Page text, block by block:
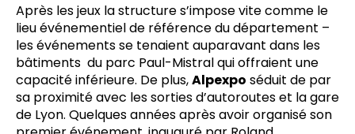
Après les jeux la structure s’impose vite comme le
lieu événementiel de référence du département –
les événements se tenaient auparavant dans les
bâtiments du parc Paul-Mistral qui offraient une
capacité inférieure. De plus,Alpexpo séduit de par
sa proximité avec les sorties d’autoroutes et la gare
de Lyon. Quelques années après avoir organisé son